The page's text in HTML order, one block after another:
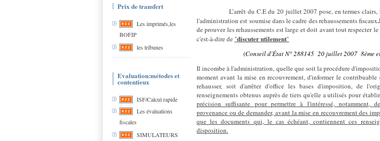
Prix de transfert
Les imprimés,les
BOFIP
les tribunes
Evaluation:métodes et
contentieux
ISF/Calcul rapide
Les évaluations
fiscales
SIMULATEURS
L’arrêt du C.E du 20 juillet 2007 pose, en termes
l'administration est soumise dans le cadre des rehaussements fiscaux.
de prouver les rehaussements est large et doit avant tout respecter
c'est-à-dire de "discuter utilement"
(Conseil d'ÉtatN° 288145 20 juillet 2007 8ème
Il incombe à l'administration, quelle que soit la procédure
moment avant la mise en recouvrement, d'informer le
rehausser, soit d'arrêter d'office les bases d'imposition, de
renseignements obtenus auprès de tiers qu'elle a utilisés pour
précision suffisante pour permettre à l'intéressé, notamment,
provenance ou de demander, avant la mise en recouvrement des
que les documents qui, le cas échéant, contiennent ces
disposition.